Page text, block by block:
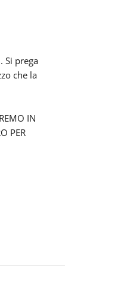
Si prega
che la
IN
PER